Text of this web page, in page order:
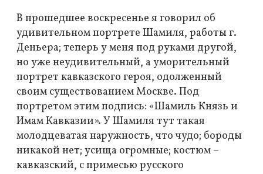
В прошедшее воскресенье я говорил об
удивительном портрете Шамиля, работы г.
Деньера; теперь у меня под руками другой,
но уже неудивительный, а уморительный
портрет кавказского героя, одолженный
своим существованием Москве. Под
портретом этим подпись: «Шамиль Князь и
Имам Кавказии». У Шамиля тут такая
молодцеватая наружность, что чудо; бороды
никакой нет; усища огромные; костюм –
кавказский, с примесью русского